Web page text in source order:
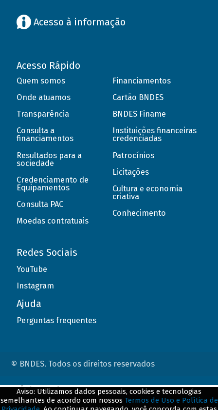
Acesso à informação
Acesso Rápido
Quem somos
Onde atuamos
Transparência
Consulta a
financiamentos
Resultados para a
sociedade
Credenciamento de
Equipamentos
Consulta PAC
Moedas contratuais
Financiamentos
Cartão BNDES
BNDES Finame
Instituições financeiras
credenciadas
Patrocínios
Licitações
Cultura e economia
criativa
Conhecimento
Redes Sociais
YouTube
Instagram
Ajuda
Perguntas frequentes
© BNDES. Todos os direitos reservados
Aviso: Utilizamos dados pessoais, cookies e tecnologias
semelhantes de acordo com nossos Termos de Uso e Política de
ConteÃºdo complementar
${title}${badge}